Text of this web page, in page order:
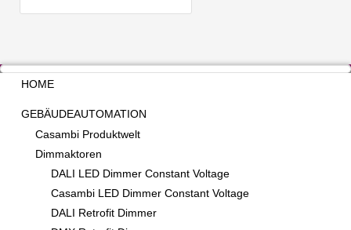
HOME
GEBÄUDEAUTOMATION
Casambi Produktwelt
Dimmaktoren
DALI LED Dimmer Constant Voltage
Casambi LED Dimmer Constant Voltage
DALI Retrofit Dimmer